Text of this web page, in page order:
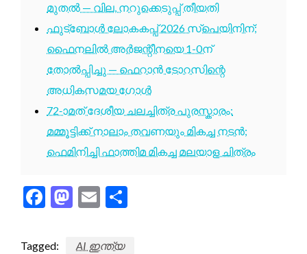
മുതൽ — വില, നറുക്കെടുപ്പ് തീയതി
ഫുട്ബോൾ ലോകകപ്പ് 2026 സ്പെയിനിന്;
ഫൈനലിൽ അർജന്റീനയെ 1-0ന്
തോൽപ്പിച്ചു — ഫെറാൻ ടോറസിന്റെ
അധികസമയ ഗോൾ
72-ാമത് ദേശീയ ചലച്ചിത്ര പുരസ്കാരം:
മമ്മൂട്ടിക്ക് നാലാം തവണയും മികച്ച നടൻ;
ഫെമിനിച്ചി ഫാത്തിമ മികച്ച മലയാള ചിത്രം
Facebook
Mastodon
Email
Tagged:
AI ഇന്ത്യ